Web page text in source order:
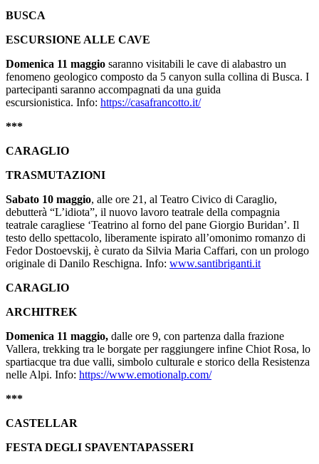
BUSCA
ESCURSIONE ALLE CAVE
Domenica 11 maggio saranno visitabili le cave di alabastro un
fenomeno geologico composto da 5 canyon sulla collina di Busca. I
partecipanti saranno accompagnati da una guida
escursionistica. Info: https://casafrancotto.it/
***
CARAGLIO
TRASMUTAZIONI
Sabato 10 maggio, alle ore 21, al Teatro Civico di Caraglio,
debutterà “L’idiota”, il nuovo lavoro teatrale della compagnia
teatrale caragliese ‘Teatrino al forno del pane Giorgio Buridan’. Il
testo dello spettacolo, liberamente ispirato all’omonimo romanzo di
Fedor Dostoevskij, è curato da Silvia Maria Caffari, con un prologo
originale di Danilo Reschigna. Info: www.santibriganti.it
CARAGLIO
ARCHITREK
Domenica 11 maggio, dalle ore 9, con partenza dalla frazione
Vallera, trekking tra le borgate per raggiungere infine Chiot Rosa, lo
spartiacque tra due valli, simbolo culturale e storico della Resistenza
nelle Alpi. Info: https://www.emotionalp.com/
***
CASTELLAR
FESTA DEGLI SPAVENTAPASSERI